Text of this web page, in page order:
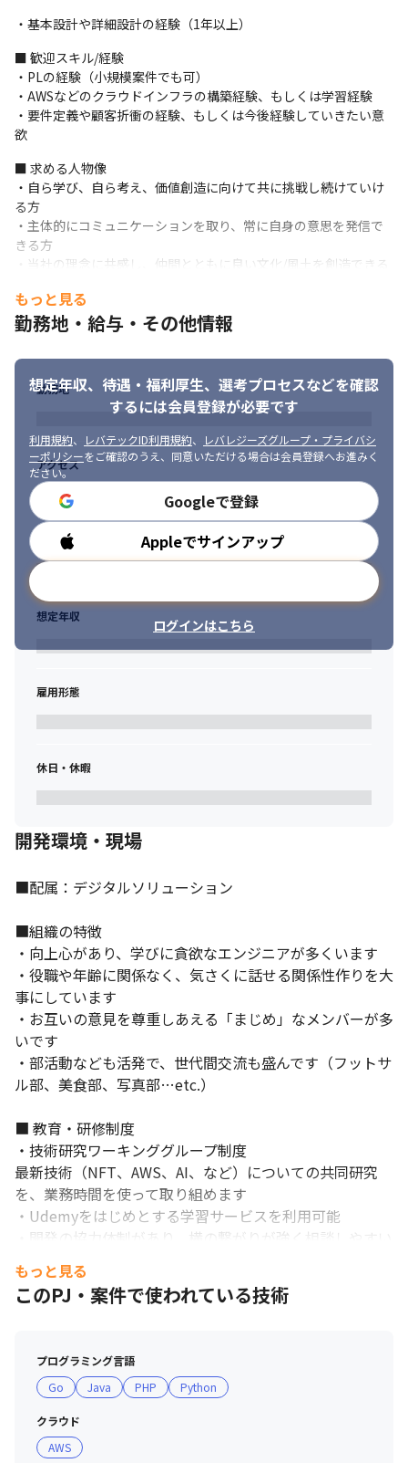
・基本設計や詳細設計の経験（1年以上）
■ 歓迎スキル/経験
・PLの経験（小規模案件でも可）
・AWSなどのクラウドインフラの構築経験、もしくは学習経験
・要件定義や顧客折衝の経験、もしくは今後経験していきたい意
欲
■ 求める人物像
・自ら学び、自ら考え、価値創造に向けて共に挑戦し続けていけ
る方
・主体的にコミュニケーションを取り、常に自身の意思を発信で
きる方
・当社の理念に共感し、仲間とともに良い文化/風土を創造できる
・大きな夢や高い目標を持ち、強い信念をもって達成に向けて行
動できる方
もっと見る
勤務地・給与・その他情報
想定年収、待遇・福利厚生、 選考プロセスなどを確認
するには会員登録が必要です
利用規約、 レバテックID利用規約、
レバレジーズグループ・プライバシ
ーポリシーをご確認のうえ、同意いただける場合は会員登録へお進みく
ださい。
Googleで登録
Appleでサインアップ
ログインはこちら
勤務地
アクセス
勤務時間
想定年収
雇用形態
休日・休暇
開発環境・現場
■配属：デジタルソリューション
■組織の特徴
・向上心があり、学びに貪欲なエンジニアが多くいます
・役職や年齢に関係なく、気さくに話せる関係性作りを大
事にしています
・お互いの意見を尊重しあえる「まじめ」なメンバーが多
いです
・部活動なども活発で、世代間交流も盛んです（フットサ
ル部、美食部、写真部…etc.）
■ 教育・研修制度
・技術研究ワーキンググループ制度
最新技術（NFT、AWS、AI、など）についての共同研究
を、業務時間を使って取り組めます
・Udemyをはじめとする学習サービスを利用可能
・開発の協力体制があり、横の繋がりが強く相談しやすい
雰囲気です
・オフィス／在宅勤務のハイブリッド勤務（週2出社、週
3在宅）
もっと見る
このPJ・案件で使われている技術
プログラミング言語
Go
Java PHP Python
クラウド
AWS